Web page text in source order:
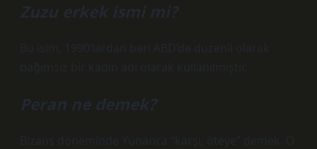
Zuzu erkek ismi mi?
Bu isim, 1990’lardan beri ABD’de düzenli olarak
bağımsız bir kadın adı olarak kullanılmıştır.
Peran ne demek?
Bizans döneminde Yunanca “karşı, öteye” demek. O